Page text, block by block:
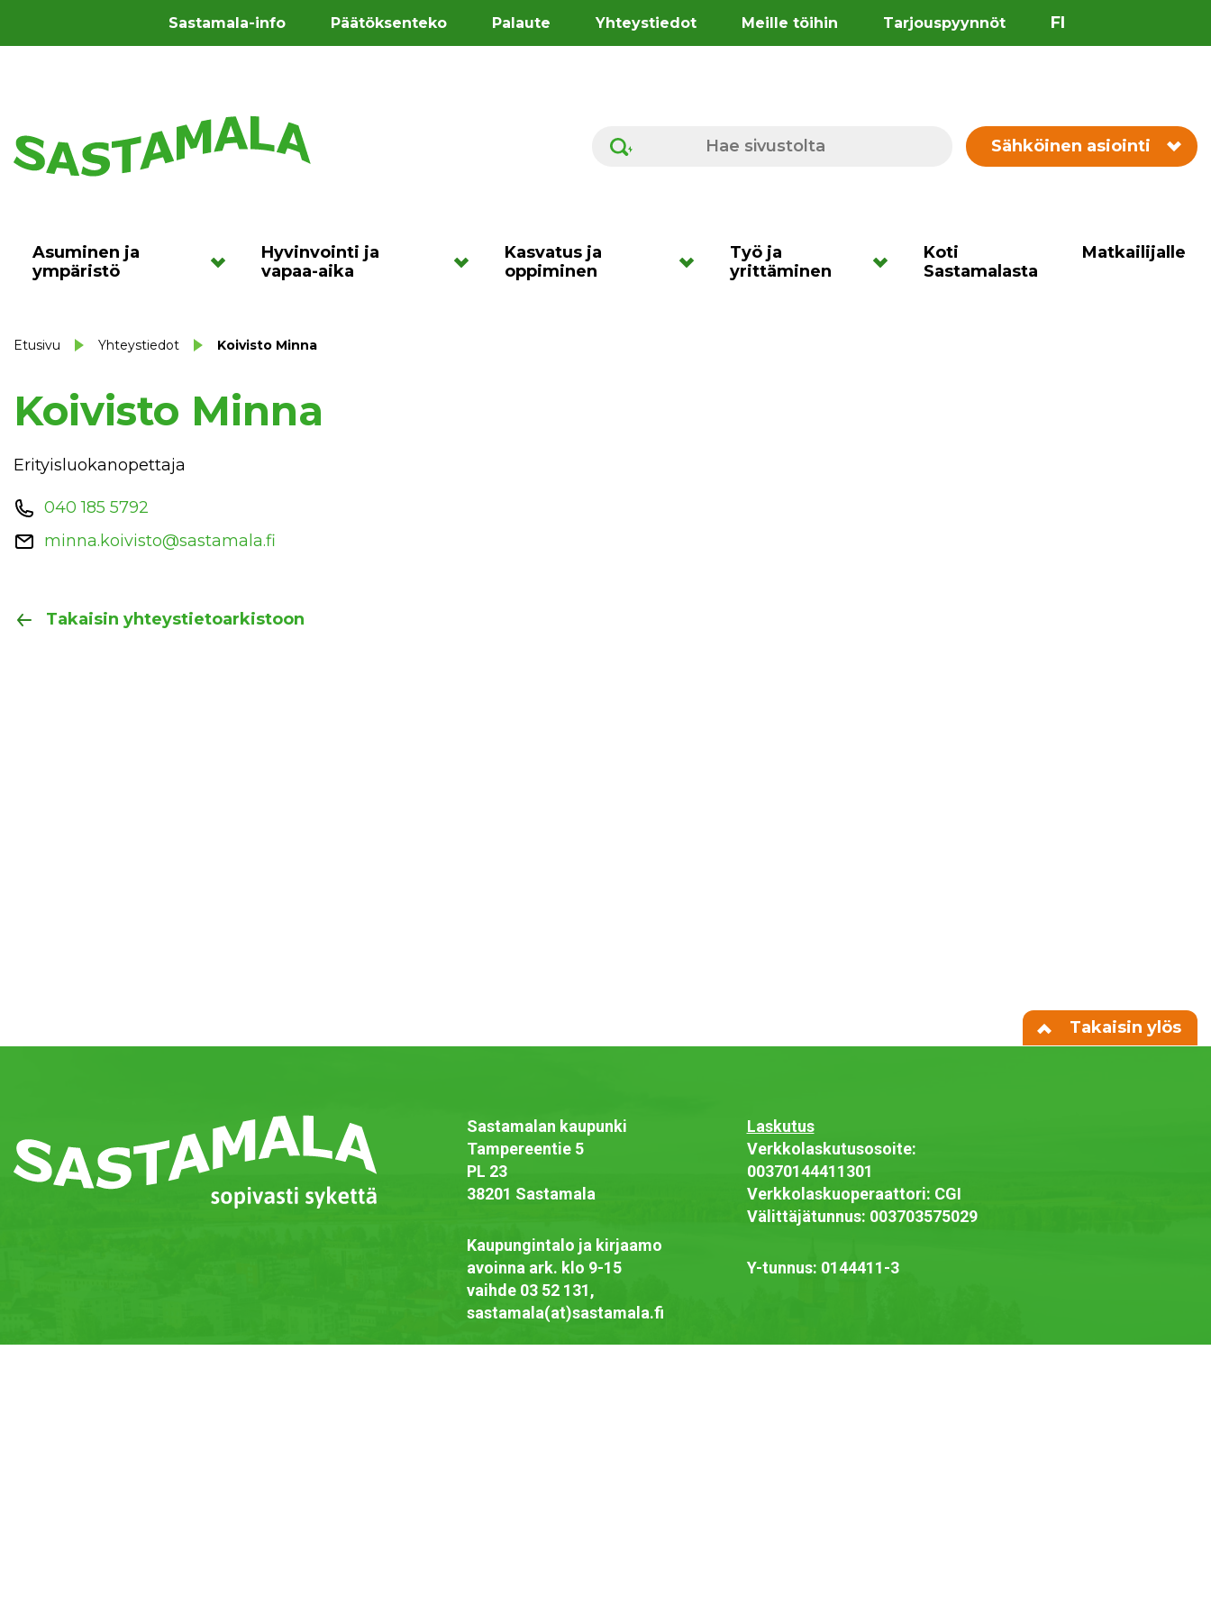
Sastamala-info Päätöksenteko Palaute Yhteystiedot Meille töihin Tarjouspyynnöt FI
Hae sivustolta Sähköinen asiointi
Asuminen ja
ympäristö
Hyvinvointi ja
vapaa-aika
Kasvatus ja
oppiminen
Työ ja
yrittäminen
Koti
Sastamalasta
Matkailijalle
Etusivu Yhteystiedot Koivisto Minna
Koivisto Minna
Erityisluokanopettaja
040 185 5792
minna.koivisto@sastamala.fi
Takaisin yhteystietoarkistoon
Takaisin ylös
Sastamalan kaupunki
Tampereentie 5
PL 23
38201 Sastamala
Kaupungintalo ja kirjaamo
avoinna ark. klo 9-15
vaihde 03 52 131,
sastamala(at)sastamala.fi
Laskutus
Verkkolaskutusosoite:
00370144411301
Verkkolaskuoperaattori: CGI
Välittäjätunnus: 003703575029
Y-tunnus: 0144411-3